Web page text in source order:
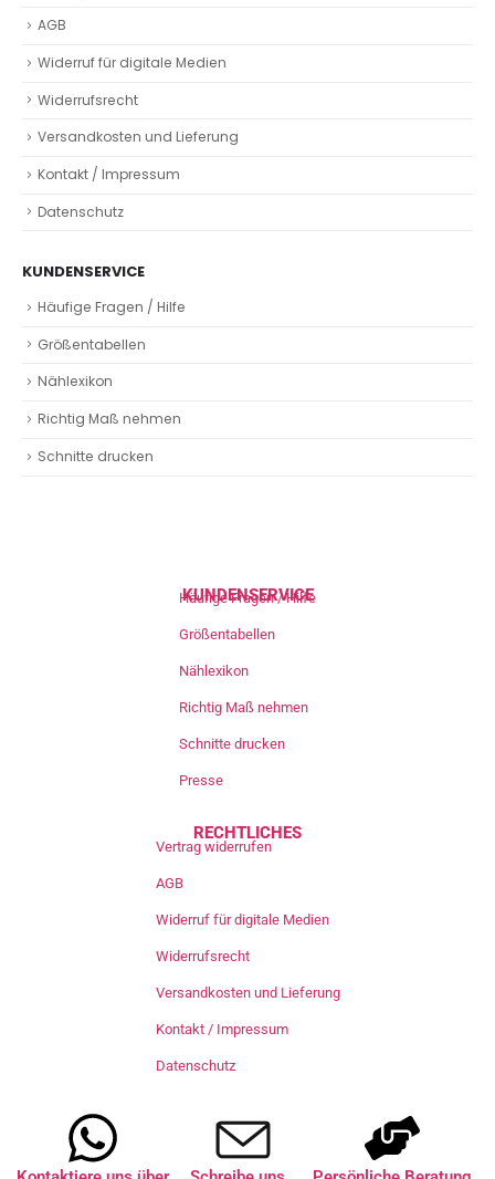
AGB
Widerruf für digitale Medien
Widerrufsrecht
Versandkosten und Lieferung
Kontakt / Impressum
Datenschutz
KUNDENSERVICE
Häufige Fragen / Hilfe
Größentabellen
Nählexikon
Richtig Maß nehmen
Schnitte drucken
KUNDENSERVICE
Häufige Fragen / Hilfe
Größentabellen
Nählexikon
Richtig Maß nehmen
Schnitte drucken
Presse
RECHTLICHES
Vertrag widerrufen
AGB
Widerruf für digitale Medien
Widerrufsrecht
Versandkosten und Lieferung
Kontakt / Impressum
Datenschutz